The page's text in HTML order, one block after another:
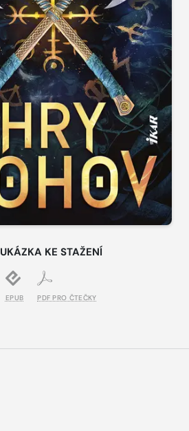
UKÁZKA KE STAŽENÍ
EPUB PDF PRO ČTEČKY